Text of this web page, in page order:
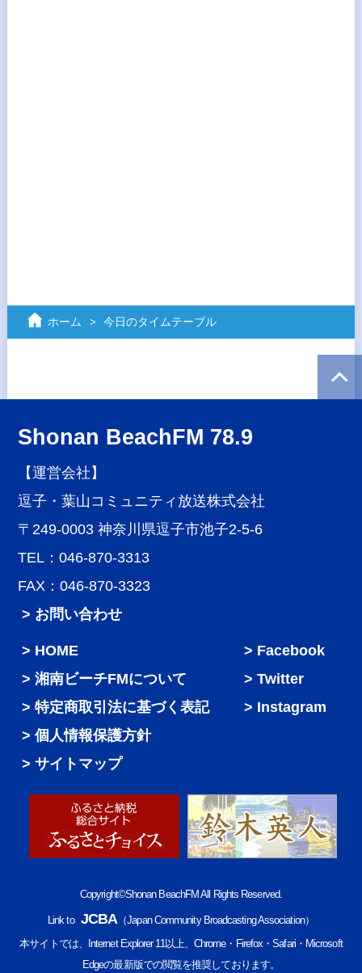
ホーム 今日のタイムテーブル
Shonan BeachFM 78.9
【運営会社】
逗子・葉山コミュニティ放送株式会社
〒249-0003 神奈川県逗子市池子2-5-6
TEL：046-870-3313
FAX：046-870-3323
> お問い合わせ
HOME
湘南ビーチFMについて
特定商取引法に基づく表記
個人情報保護方針
サイトマップ
Facebook
Twitter
Instagram
Copyright©Shonan BeachFM All Rights Reserved.
Link to JCBA（Japan Community Broadcasting Association）
本サイトでは、Internet Explorer 11以上、Chrome・Firefox・Safari・Microsoft
Edgeの最新版での閲覧を推奨しております。